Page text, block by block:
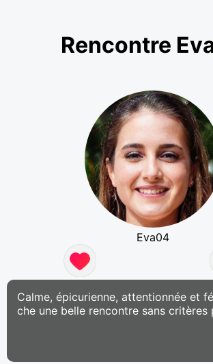
Rencontre
Eva04
Calme, épicurienne, attentionnée et
che une belle rencontre sans critères